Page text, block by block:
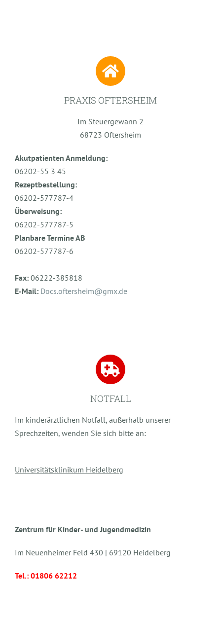
PRAXIS OFTERSHEIM
Im Steuergewann 2
68723 Oftersheim
Akutpatienten Anmeldung:
06202-55 3 45
Rezeptbestellung:
06202-577787-4
Überweisung:
06202-577787-5
Planbare Termine AB
06202-577787-6
Fax:06222-385818
E-Mail: Docs.oftersheim@gmx.de
NOTFALL
Im kinderärztlichen Notfall, außerhalb unserer
Sprechzeiten, wenden Sie sich bitte an:
Universitätsklinikum Heidelberg
Zentrum für Kinder- und Jugendmedizin
Im Neuenheimer Feld 430 | 69120 Heidelberg
Tel.: 01806 62212